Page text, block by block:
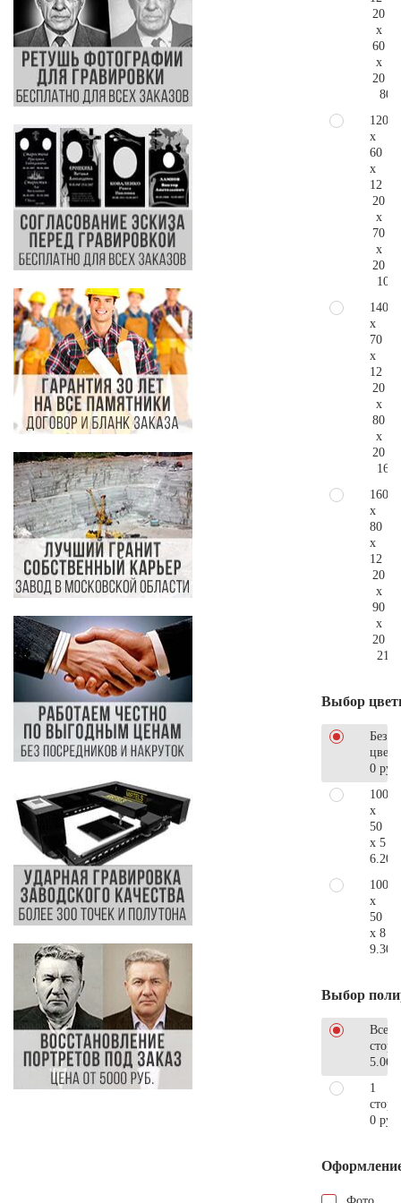
20
x
60
x
20
120
x
60
x
12
20
x
70
x
20
140
x
70
x
12
20
x
80
x
20
160
x
80
x
12
20
x
90
x
20
Выбор
Без
0 руб.
100
x
50
x 5
100
x
50
x 8
Выбор
Все
1
0 руб.